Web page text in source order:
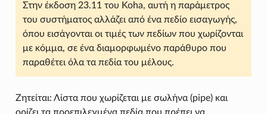
Στην έκδοση 23.11 του Koha, αυτή η παράμετρος
του συστήματος αλλάζει από ένα πεδίο εισαγωγής,
όπου εισάγονται οι τιμές των πεδίων που χωρίζονται
με κόμμα, σε ένα διαμορφωμένο παράθυρο που
παραθέτει όλα τα πεδία του μέλους.
Ζητείται: Λίστα που χωρίζεται με σωλήνα (pipe) και